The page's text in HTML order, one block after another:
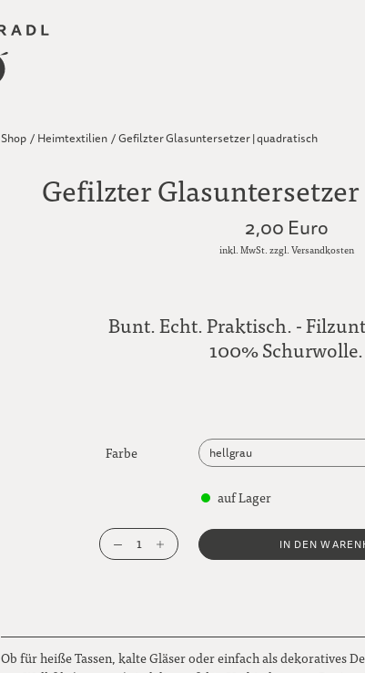
Shop / Heimtextilien /Gefilzter Glasuntersetzer | quadratisch
Gefilzter
2,00 Euro
inkl. MwSt. zzgl. Versandkosten
Bunt. Echt. Praktisch. -
100% Schurwolle.
Farbe
hellgrau
indigoblau
kirschrot
auf Lager
1 IN DEN
Ob für heiße Tassen, kalte Gläser oder einfach als dekoratives